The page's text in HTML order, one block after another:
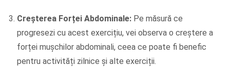
Creșterea Forței Abdominale: Pe măsură ce
progresezi cu acest exercițiu, vei observa o creștere a
forței mușchilor abdominali, ceea ce poate fi benefic
pentru activități zilnice și alte exerciții.